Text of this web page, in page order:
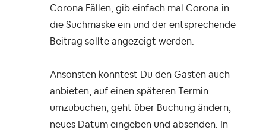
Corona Fällen, gib einfach mal Corona in
die Suchmaske ein und der entsprechende
Beitrag sollte angezeigt werden.
Ansonsten könntest Du den Gästen auch
anbieten, auf einen späteren Termin
umzubuchen, geht über Buchung ändern,
neues Datum eingeben und absenden. In